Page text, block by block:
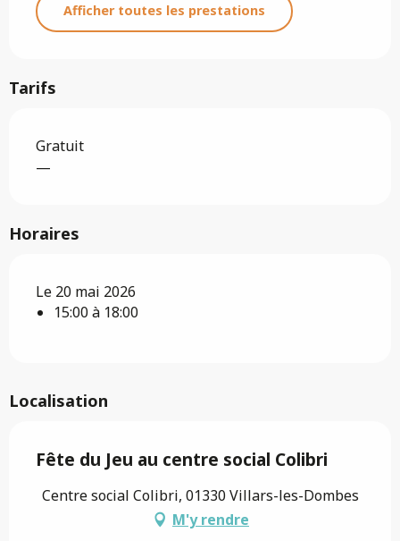
Afficher toutes les prestations
Tarifs
Gratuit
—
Horaires
Le 20 mai 2026
15:00 à 18:00
Localisation
Fête du Jeu au centre social Colibri
Centre social Colibri, 01330 Villars-les-Dombes
M'y rendre